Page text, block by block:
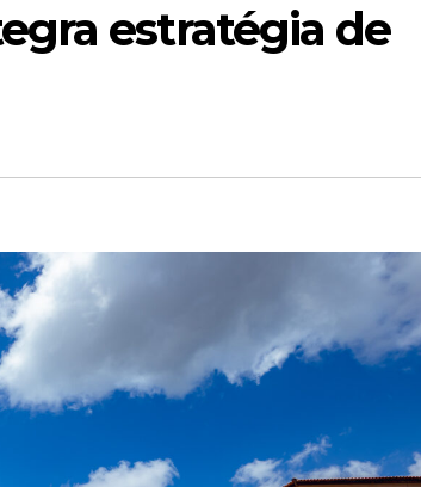
estratégia de